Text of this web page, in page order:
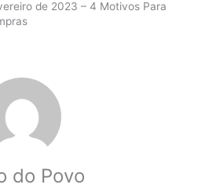
de 2023 – 4 Motivos Para
do Povo